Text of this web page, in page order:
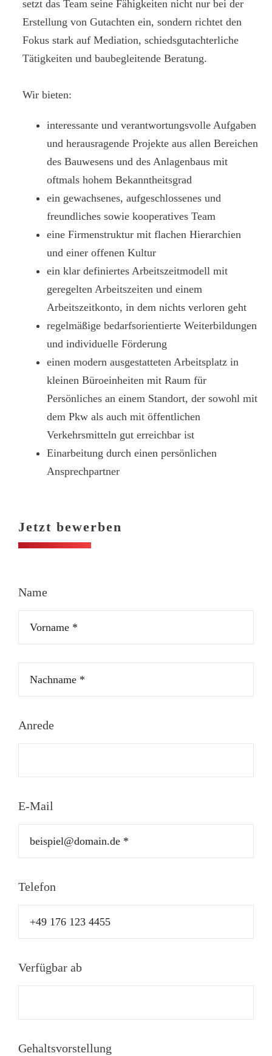
setzt das Team seine Fähigkeiten nicht nur bei der
Erstellung von Gutachten ein, sondern richtet den
Fokus stark auf Mediation, schiedsgutachterliche
Tätigkeiten und baubegleitende Beratung.
Wir bieten:
interessante und verantwortungsvolle Aufgaben
und herausragende Projekte aus allen Bereichen
des Bauwesens und des Anlagenbaus mit
oftmals hohem Bekanntheitsgrad
ein gewachsenes, aufgeschlossenes und
freundliches sowie kooperatives Team
eine Firmenstruktur mit flachen Hierarchien
und einer offenen Kultur
ein klar definiertes Arbeitszeitmodell mit
geregelten Arbeitszeiten und einem
Arbeitszeitkonto, in dem nichts verloren geht
regelmäßige bedarfsorientierte Weiterbildungen
und individuelle Förderung
einen modern ausgestatteten Arbeitsplatz in
kleinen Büroeinheiten mit Raum für
Persönliches an einem Standort, der sowohl mit
dem Pkw als auch mit öffentlichen
Verkehrsmitteln gut erreichbar ist
Einarbeitung durch einen persönlichen
Ansprechpartner
Jetzt bewerben
Name
Anrede
E-Mail
Telefon
Verfügbar ab
Gehaltsvorstellung